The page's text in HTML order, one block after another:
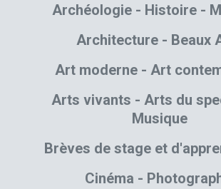
Archéologie - Histoire -
Architecture - Beaux
Art moderne - Art
Arts vivants - Arts du
Musique
Brèves de stage et
Cinéma -